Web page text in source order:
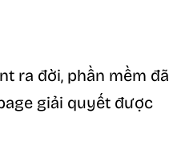
ra đời, phần mềm đã
giải quyết được